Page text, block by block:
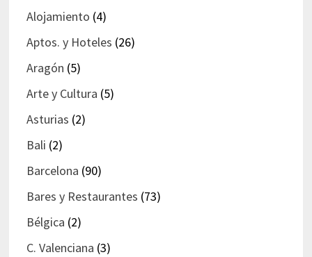
Alojamiento (4)
Aptos. y Hoteles (26)
Aragón (5)
Arte y Cultura (5)
Asturias (2)
Bali (2)
Barcelona (90)
Bares y Restaurantes (73)
Bélgica (2)
C. Valenciana (3)